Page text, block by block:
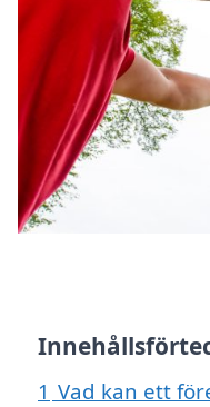
1 Vad kan ett